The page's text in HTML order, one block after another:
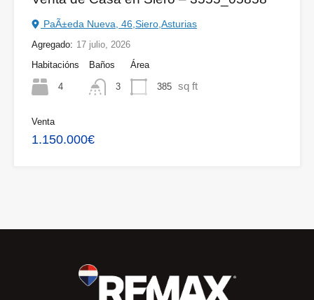
PaÃ±eda Nueva, 46,Siero,Asturias
Agregado: 17 julio, 2026
Habitacións
4
Baños
3
Área
385 sq ft
Venta
1.150.000€